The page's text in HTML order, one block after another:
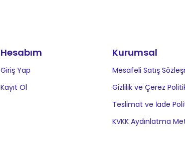
Hesabım
Giriş Yap
Kayıt Ol
Kurumsal
Mesafeli Satış
Gizlilik ve Çerez
Teslimat ve İade
KVKK Aydınlatma